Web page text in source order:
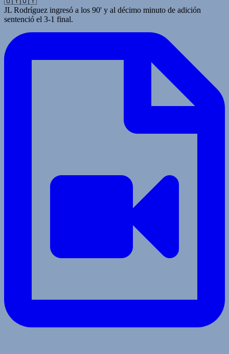
JL Rodríguez ingresó a los 90' y al décimo minuto de adición
sentenció el 3-1 final.